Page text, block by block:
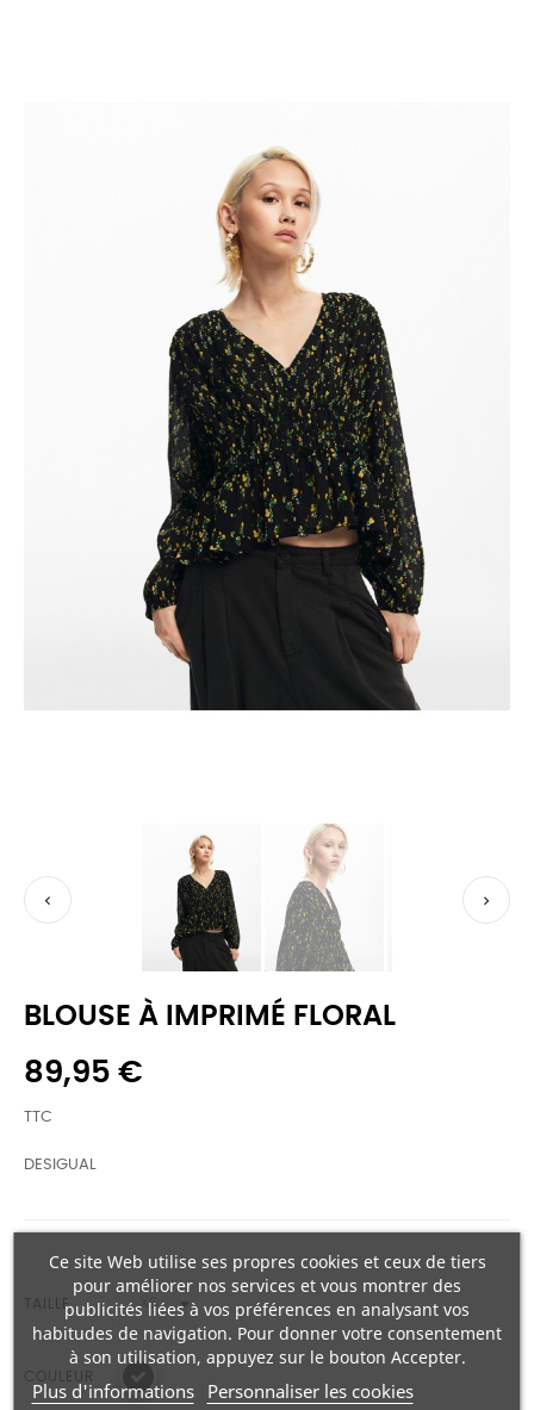
 
BLOUSE À IMPRIMÉ FLORAL
89,95 €
TTC
DESIGUAL
TAILLE
COULEUR
Ce site Web utilise ses propres cookies et ceux de tiers
pour améliorer nos services et vous montrer des
publicités liées à vos préférences en analysant vos
habitudes de navigation. Pour donner votre consentement
à son utilisation, appuyez sur le bouton Accepter.
Plus d'informations Personnaliser les cookies